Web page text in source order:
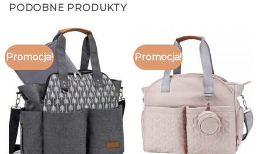
PODOBNE PRODUKTY
Promocja! Promocja!